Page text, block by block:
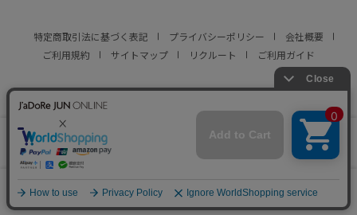
0
特定商取引法に基づく表記 プライバシーポリシー
会社概要
ご利用規約
サイトマップ リクルート ご利用ガイド
© JUN CO.,LTD. ALL RIGHTS RESERVED.
店舗在庫
をみる
カートに入れる